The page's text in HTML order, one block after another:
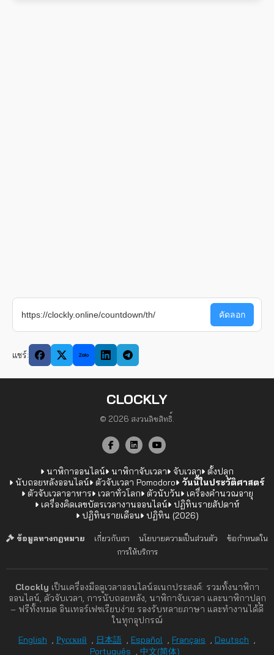
แชร์:
CLOCKLY
© 2026 สงวนลิขสิทธิ์.
นาฬิกาออนไลน์ นาฬิกาจับเวลา จับเวลา
ตั้งปลุก
นับถอยหลังออนไลน์
ตัวจับเวลา Pomodoro
วันนี้ในประวัติศาสตร์
ตัวจับเวลาอาหาร เวลาทั่วโลก ตัวนับวัน เครื่องคำนวณอายุ
เครื่องคิดเลขบัตรเวลางานออนไลน์ ปฏิทินรายสัปดาห์
ปฏิทินรายเดือน ปฏิทิน (2026)
ข้อมูลทางกฎหมาย เกี่ยวกับเรา นโยบายความเป็นส่วนตัว
ข้อกำหนดใน
การให้บริการ
Clockly เป็นเครื่องมือดูเวลาออนไลน์อเนกประสงค์: รวมทั้งนาฬิกา
ออนไลน์, ตัวจับเวลา, การนับถอยหลัง, นาฬิกาจับเวลา และนาฬิกาปลุก
– ฟรีทั้งหมด อินเทอร์เฟซเรียบง่าย รองรับหลายภาษา และทำงานได้ดี
ในทุกอุปกรณ์
English , Русский , 日本語 , Español , Français , Deutsch ,
Português , 中文(简体)